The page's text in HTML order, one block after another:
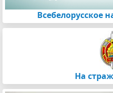
Всебелорусское
На